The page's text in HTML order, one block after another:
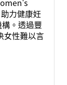
力健康妊
。透過豐
女性難以言